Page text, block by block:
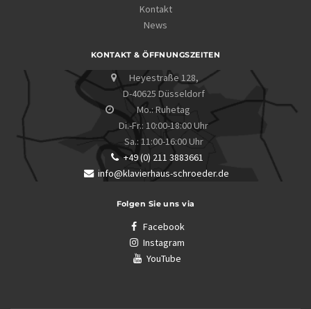
Kontakt
News
KONTAKT & ÖFFNUNGSZEITEN
Heyestraße 128,
D-40625 Düsseldorf
Mo.: Ruhetag
Di.-Fr.: 10:00-18:00 Uhr
Sa.: 11:00-16:00 Uhr
+49 (0) 211 3883661
info@klavierhaus-schroeder.de
Folgen Sie uns via
Facebook
Instagram
YouTube